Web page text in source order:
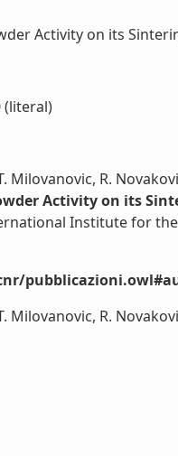
Activity on its
(literal)
Milovanovic, R.
Activity on its
Institute for
Milovanovic, R.